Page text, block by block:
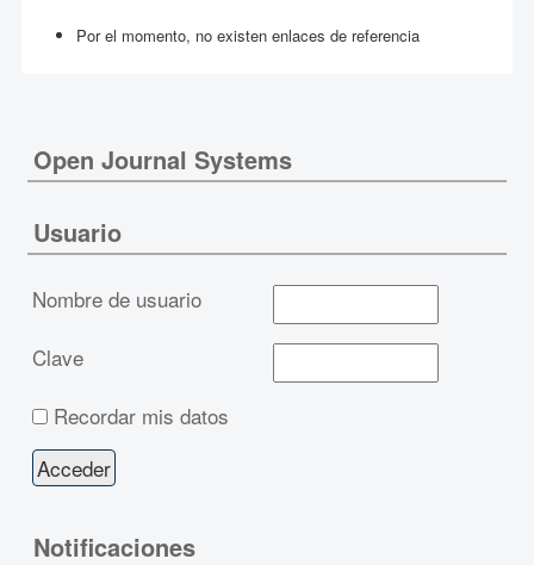
Por el momento, no existen enlaces de referencia
Open Journal Systems
Usuario
Nombre de usuario
Clave
Recordar mis datos
Notificaciones